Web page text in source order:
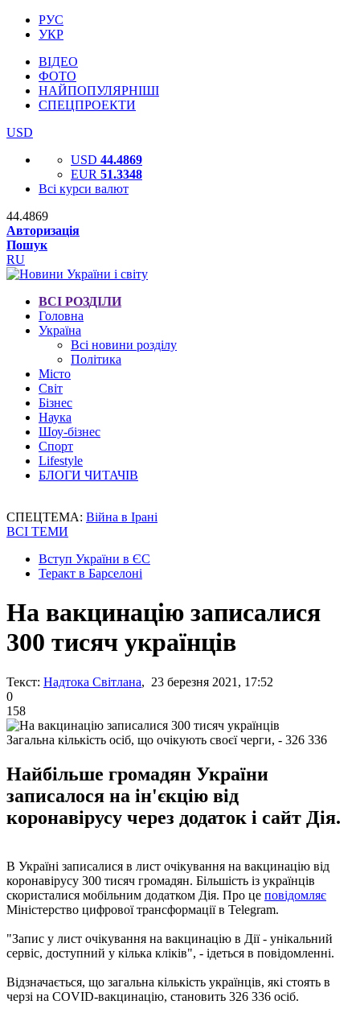
РУС
УКР
ВІДЕО
ФОТО
НАЙПОПУЛЯРНІШІ
СПЕЦПРОЕКТИ
USD
USD 44.4869
EUR 51.3348
Всі курси валют
44.4869
Авторизація
Пошук
RU
ВСІ РОЗДІЛИ
Головна
Україна
Всі новини розділу
Політика
Місто
Світ
Бізнес
Наука
Шоу-бізнес
Спорт
Lifestyle
БЛОГИ ЧИТАЧІВ
СПЕЦТЕМА: Війна в Ірані
ВСІ ТЕМИ
Вступ України в ЄС
Теракт в Барселоні
На вакцинацію записалися
300 тисяч українців
Текст: Надтока Світлана, 23 березня 2021, 17:52
0
158
Загальна кількість осіб, що очікують своєї черги, - 326 336
Найбільше громадян України
записалося на ін'єкцію від
коронавірусу через додаток і сайт Дія.
В Україні записалися в лист очікування на вакцинацію від
коронавірусу 300 тисяч громадян. Більшість із українців
скористалися мобільним додатком Дія. Про це повідомляє
Міністерство цифрової трансформації в Telegram.
"Запис у лист очікування на вакцинацію в Дії - унікальний
сервіс, доступний у кілька кліків", - ідеться в повідомленні.
Відзначається, що загальна кількість українців, які стоять в
черзі на COVID-вакцинацію, становить 326 336 осіб.